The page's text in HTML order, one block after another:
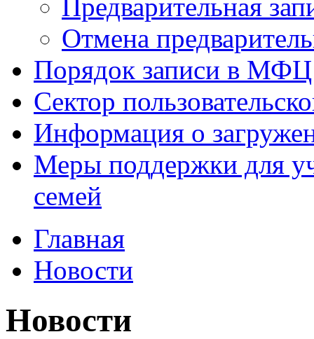
Предварительная
Отмена
Порядок записи в МФЦ
Сектор
Информация о
Меры поддержки для
семей
Главная
Новости
Новости